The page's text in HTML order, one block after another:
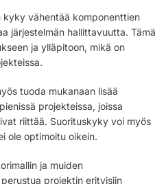
kyky vähentää komponenttien
järjestelmän hallittavuutta. Tämä
ja ylläpitoon, mikä on
tuoda mukanaan lisää
projekteissa, joissa
riittää. Suorituskyky voi myös
ole optimoitu oikein.
ja muiden
projektin erityisiin